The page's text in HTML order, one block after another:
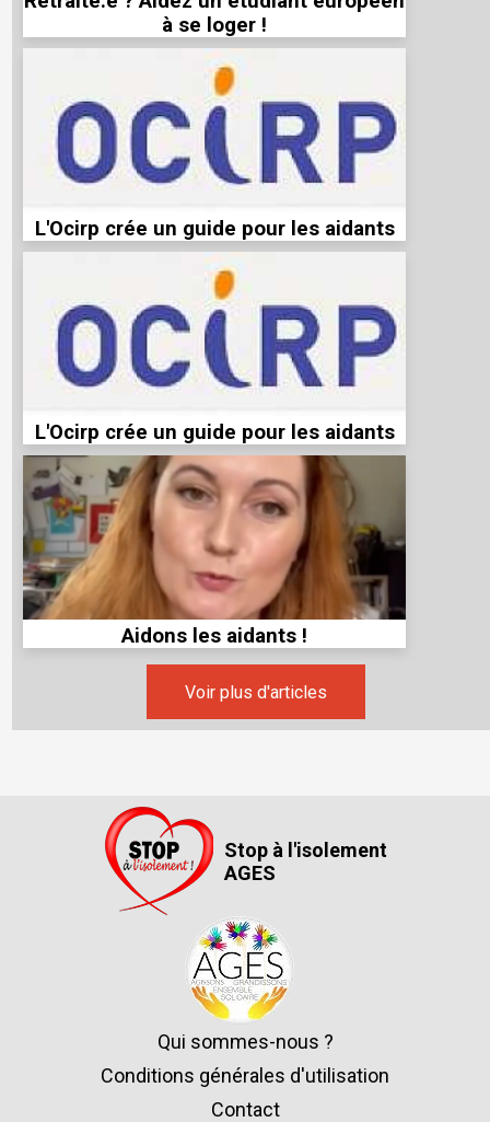
à se loger !
L'Ocirp crée un guide pour les aidants
L'Ocirp crée un guide pour les aidants
Aidons les aidants !
Voir plus d'articles
Stop à l'isolement
AGES
Qui sommes-nous ?
Conditions générales d'utilisation
Contact